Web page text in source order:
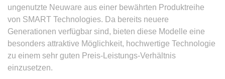
ungenutzte Neuware aus einer bewährten Produktreihe
von SMART Technologies. Da bereits neuere
Generationen verfügbar sind, bieten diese Modelle eine
besonders attraktive Möglichkeit, hochwertige Technologie
zu einem sehr guten Preis-Leistungs-Verhältnis
einzusetzen.